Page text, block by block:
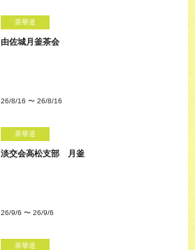
茶華道
由佐城月釜茶会
26/8/16 〜 26/8/16
茶華道
淡交会高松支部 月釜
26/9/6 〜 26/9/6
茶華道